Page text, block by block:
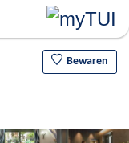
Bewaren